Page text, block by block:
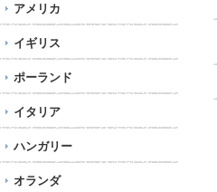
アメリカ
イギリス
ポーランド
イタリア
ハンガリー
オランダ